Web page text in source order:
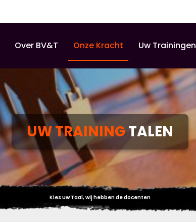
Over BV&T Onze Kracht Uw Trainingen
UW TRAINING TALEN
Kies uw Taal, wij hebben de docenten